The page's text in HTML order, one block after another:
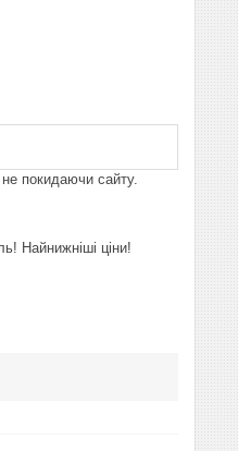
покидаючи сайту.
Найнижніші ціни!